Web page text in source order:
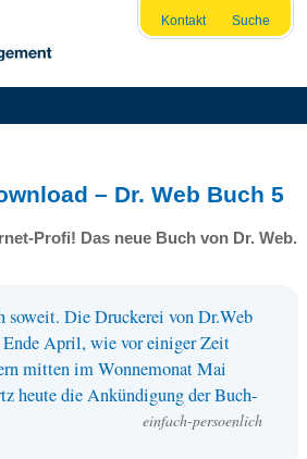
Kontakt Suche
– Dr. Web Buch 5
Profi! Das neue Buch von Dr. Web.
soweit. Die Druckerei von Dr.Web
April, wie vor einiger Zeit
mitten im Wonnemonat Mai
heute die Ankündigung der Buch-
einfach-persoenlich